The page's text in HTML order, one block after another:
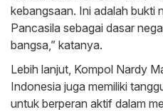
kebangsaan. Ini adalah bukti
Pancasila sebagai dasar
bangsa,” katanya.
Lebih lanjut, Kompol Nardy
Indonesia juga memiliki
untuk berperan aktif dalam